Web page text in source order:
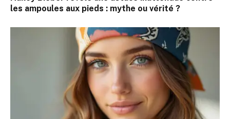
les ampoules aux pieds : mythe ou vérité ?